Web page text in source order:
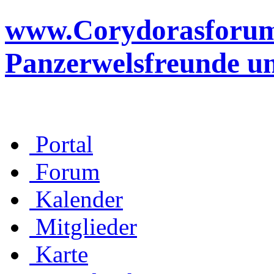
Panzerwelsfreunde
Portal
Forum
Kalender
Mitglieder
Karte